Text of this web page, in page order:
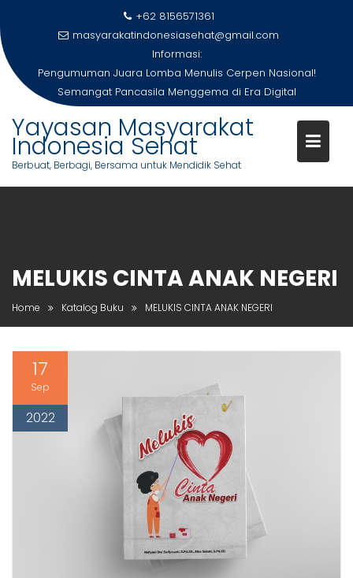
to
content
+62 8156571361
masyarakatindonesiasehat@gmail.com
Informasi:
Pengumuman Juara Lomba Menulis Cerpen Nasional!
Semangat Pancasila Menggema di Era Digital
Yayasan Masyarakat
Indonesia Sehat
Berbuat, Berbagi, Bersama untuk Mendidik Sehat
MELUKIS CINTA ANAK NEGERI
Home Katalog Buku MELUKIS CINTA ANAK NEGERI
17
Sep
2022